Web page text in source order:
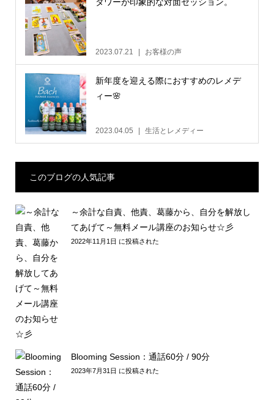
タワーが印象的な対面セッション。
2023.07.21 お客様の声
新年度を迎える際におすすめのレメデ
ィー🌸
2023.04.05 生活とレメディー
このブログの人気記事
～余計な自責、他責、葛藤から、自分を解放し
てあげて～無料メール講座のお知らせ☆彡
2022年11月1日 に投稿された
Blooming Session：通話60分 / 90分
2023年7月31日 に投稿された